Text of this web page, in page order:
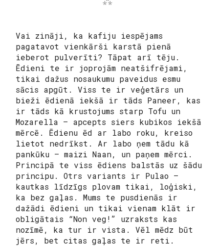
Vai zināji, ka kafiju iespējams
pagatavot vienkārši karstā pienā
ieberot pulverīti? Tāpat arī tēju.
Ēdieni te ir joprojām neatšifrējami,
tikai dažus nosaukumu paveidus esmu
sācis apgūt. Viss te ir veģetārs un
bieži ēdienā iekšā ir tāds Paneer, kas
ir tāds kā krustojums starp Tofu un
Mozarella – apcepts siers kubikos iekšā
mērcē. Ēdienu ēd ar labo roku, kreiso
lietot nedrīkst. Ar labo ņem tādu kā
pankūku – maizi Naan, un paņem mērci.
Principā te viss ēdiens balstās uz šādu
principu. Otrs variants ir Pulao –
kautkas līdzīgs plovam tikai, loģiski,
ka bez gaļas. Mums te pusdienās ir
dažādi ēdieni un tikai vienam klāt ir
obligātais “Non veg!” uzraksts kas
nozīmē, ka tur ir vista. Vēl mēdz būt
jērs, bet citas gaļas te ir reti.